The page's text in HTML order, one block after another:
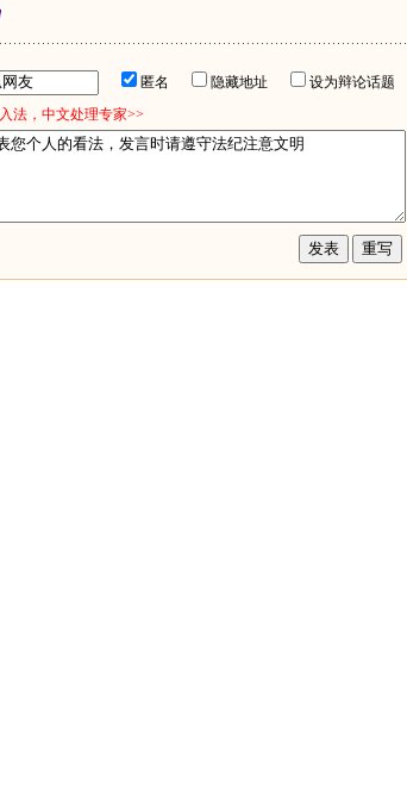
匿名 隐藏地址
设为辩论话题
法，中文处理专家>>